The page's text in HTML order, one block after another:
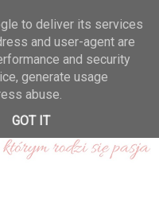
to deliver its services
and user-agent are
and security
generate usage
abuse.
GOT IT